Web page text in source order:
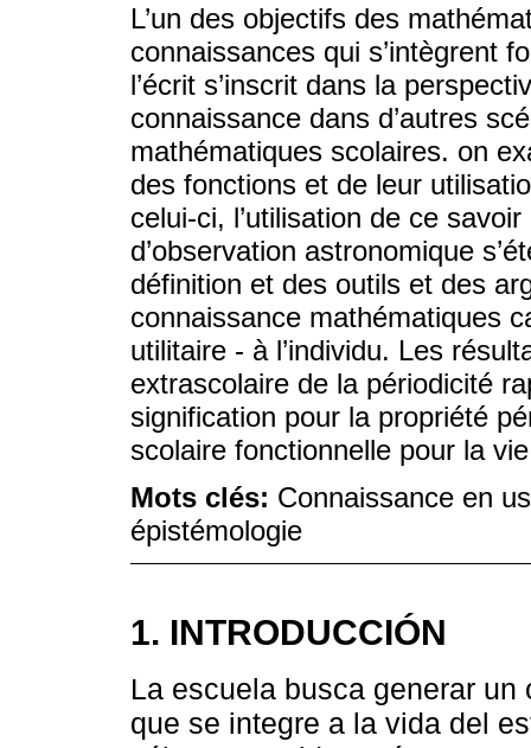
L’un des objectifs des
connaissances qui s’intègrent
l’écrit s’inscrit dans la
connaissance dans d’autres
mathématiques scolaires. on
des fonctions et de leur
celui-ci, l’utilisation de ce
d’observation astronomique
définition et des outils et des
connaissance mathématiques
utilitaire - à l’individu. Les
extrascolaire de la périodicité
signification pour la propriété
scolaire fonctionnelle pour la
Mots clés: Connaissance en
épistémologie
1. INTRODUCCIÓN
La escuela busca generar
que se integre a la vida del